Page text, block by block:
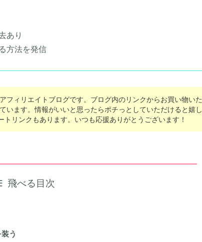
あり
方法を発信
フィリエイトブログです。ブログ内のリンクからお買い物いた
います。情報がいいと思ったらポチっとしていただけると嬉し
リンクもあります。いつも応援ありがとうございます！
飛べる目次
う